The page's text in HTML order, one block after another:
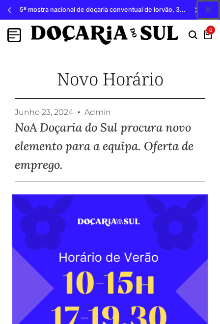
5ª mostra nacional de doçaria conventual de lorvão, 3, 4 e 5 de outubro 2026, penacova
0
Novo Horário
Junho 23, 2024 Admin
NoA Doçaria do Sul procura novo
elemento para a equipa. Oferta de
emprego.